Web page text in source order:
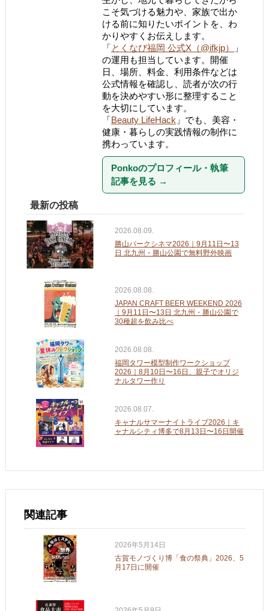
こそ気づける魅力や、家族で出か
ける前に知りたいポイントを、わ
かりやすくお伝えします。
「とくなび福岡 公式X（@ifkjp）
」
の運用も担当しています。開催
日、場所、料金、利用条件などは
公式情報を確認し、読者が次の行
動を決めやすい形に整理すること
を大切にしています。
「Beauty LifeHack 」でも、美容・
健康・暮らしの実践情報の制作に
携わっています。
Ponkoのプロフィール・執筆
記事を見る →
最新の投稿
2026.08.09.
勝山パークシネマ2026｜9月11日〜13
日 北九州・勝山公園で無料野外映画
2026.08.08.
JAPAN CRAFT BEER WEEKEND 2026
｜9月11日〜13日 北九州・勝山公園で
30種超を飲み比べ
2026.08.08.
福岡タワー模型制作ワークショップ
2026｜8月10日〜16日、親子でオリジ
ナルタワー作り
2026.08.07.
キャナルサマーナイトライブ2026｜キ
ャナルシティ博多で8月13日〜16日開催
関連記事
2026年5月14日
古賀モノづくり博「食の祭典」2026、5
月17日に開催